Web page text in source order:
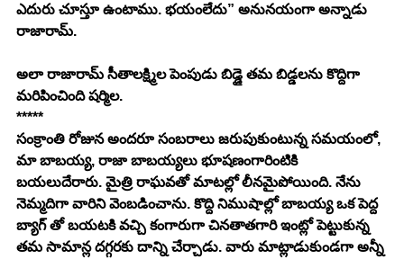
ఎదురు చూస్తూ ఉంటాము. భయంలేదు” అనునయంగా అన్నాడు
రాజారామ్.
అలా రాజారామ్ సీతాలక్ష్మిల పెంపుడు బిడ్డై తమ బిడ్డలను కొద్దిగా
మరిపించింది షర్మిల.
*****
సంక్రాంతి రోజున అందరూ సంబరాలు జరుపుకుంటున్న సమయంలో,
మా బాబయ్య, రాజా బాబయ్యలు భూషణంగారింటికి
బయలుదేరారు. మైత్రి రాఘవతో మాటల్లో లీనమైపోయింది. నేను
నెమ్మదిగా వారిని వెంబడించాను. కొద్ది నిముషాల్లో బాబయ్య ఒక పెద్ద
బ్యాగ్ తో బయటకి వచ్చి కంగారుగా చినతాతగారి ఇంట్లో పెట్టుకున్న
తమ సామాన్ల దగ్గరకు దాన్ని చేర్చాడు. వారు మాట్లాడుకుండగా అన్నీ